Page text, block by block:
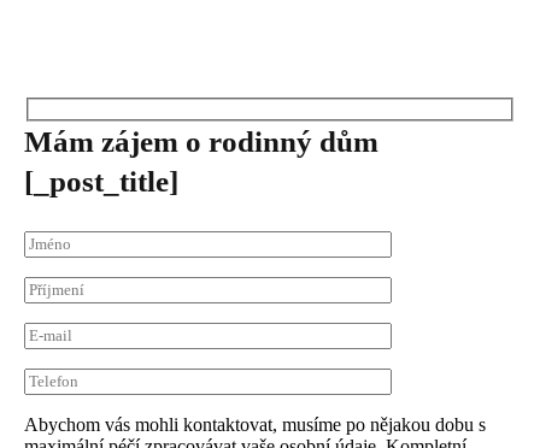
Mám zájem o rodinný dům
[_post_title]
Abychom vás mohli kontaktovat, musíme po nějakou dobu s